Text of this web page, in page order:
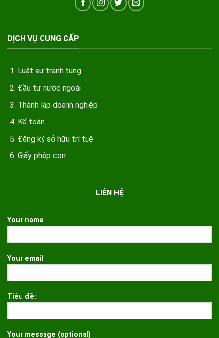
DỊCH VỤ CUNG CẤP
Luật sư tranh tụng
Đầu tư nước ngoài
Thành lập doanh nghiệp
Kế toán
Đăng ký sở hữu trí tuệ
Giấy phép con
LIÊN HỆ
Your name
Your email
Tiêu đề:
Your message (optional)